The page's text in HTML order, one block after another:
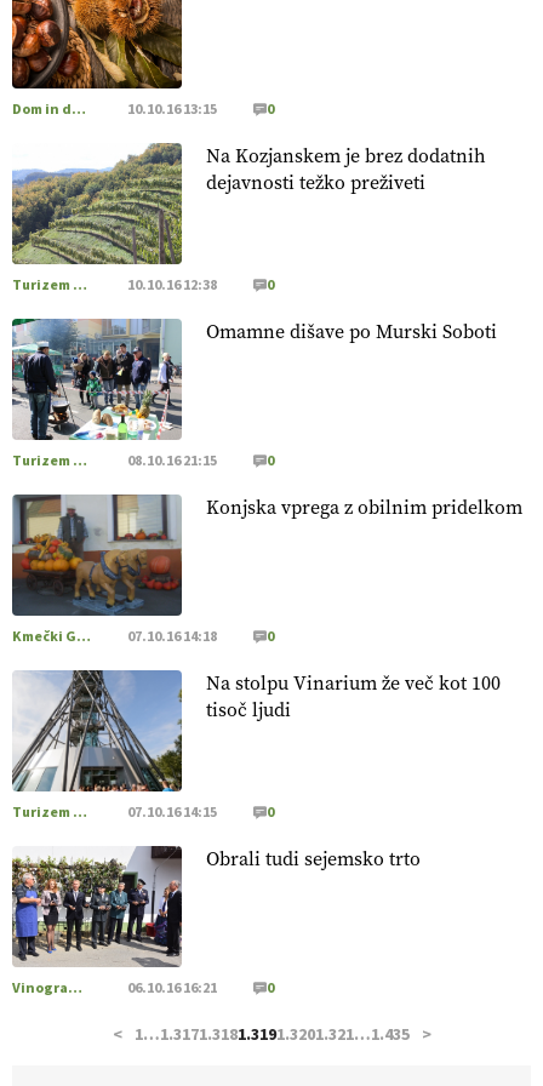
prehransko varnost,
https://t.co/K0USFPJ5fJ @EUAgri #IMCAP #CAP
https://t.co/vcHhoOixHy
[EKOloško = LOGIČNO ]
Danes ni pomembna le količina
hrane, ampak tudi način njene pridelave
. VEČ
https://t.co/bKGeI4ZcNi @EUAgri #imcap #cap #blog
https://t.co/2sllAmcKwG
[EKOloško = LOGIČNO
Kakovostna ekološka semena in
prilagojene sorte
VEČ
https://t.co/OQSsax7l8V @EUAgri #IMCAP #CAP
https://t.co/PAL0zlhVia
[EKOloško = LOGIČNO
Na kmetiji Polone Ratajc je
pridelava aronije
kmetijsko in podjetniško zgodbo.
https://t.co/EulJoSBYMi @EUAgri #IMCAP #CAP
https://t.co/xp1oihBDaJ
[EKOloško = LOGIČNO
Ekološka vina so vse bolj iskana
doma in v tujini
. Zato je ekološka pridelava odlična priložnost
za slovenske vinarje
@EUAgri #IMCAP #CAP https://t.co/01qpoeLyNP
[EKOloško = LOGIČNO
kmetijstva in uspešno prenovo kmetij
https://t.co/RRn8unbwXp @EUAgri #IMCAP #CAP
https://t.co/mnLHFv2VuP
Dom in družina 10.10.16 13:15 0
Na Kozjanskem je brez dodatnih
dejavnosti težko preživeti
Turizem na podezelju 10.10.16 12:38 0
Omamne dišave po Murski Soboti
Turizem na podezelju 08.10.16 21:15 0
Konjska vprega z obilnim pridelkom
Kmečki Glas 07.10.16 14:18 0
Na stolpu Vinarium že več kot 100
tisoč ljudi
Turizem na podezelju 07.10.16 14:15 0
Obrali tudi sejemsko trto
Vinogradništvo 06.10.16 16:21 0
< 1…1.3171.3181.3191.3201.321…1.435 >